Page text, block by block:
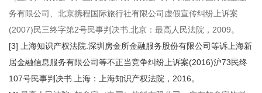
务有限公司、北京携程国际旅行社有限公司虚假宣传纠纷上诉案
(2007)民三终字第2号民事判决书.北京：最高人民法院，2009。
[3]
上海知识产权法院.深圳房金所金融服务股份有限公司等诉上海新
居金融信息服务有限公司等不正当竞争纠纷上诉案(2016)沪73民终
107号民事判决书.上海：上海知识产权法院，2016。